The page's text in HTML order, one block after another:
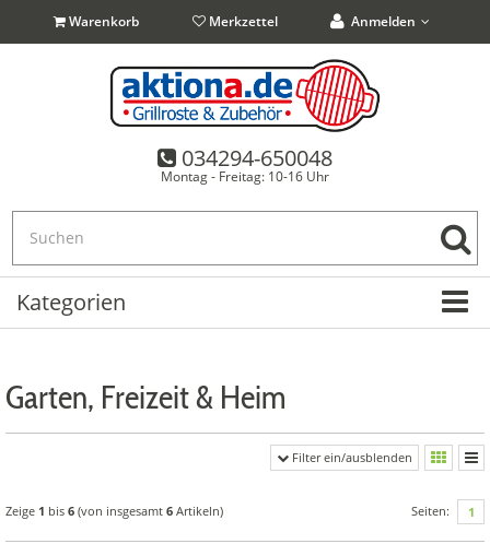
Warenkorb Merkzettel Anmelden
Ich bin Neukunde
Passwort vergessen?034294-650048
Montag - Freitag: 10-16 Uhr
Kategorien
Garten, Freizeit & Heim
Filter ein/ausblenden
Zeige 1 bis 6 (von insgesamt 6 Artikeln) Seiten: 1